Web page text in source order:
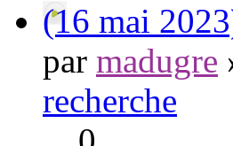
(16 mai
par madugre
recherche